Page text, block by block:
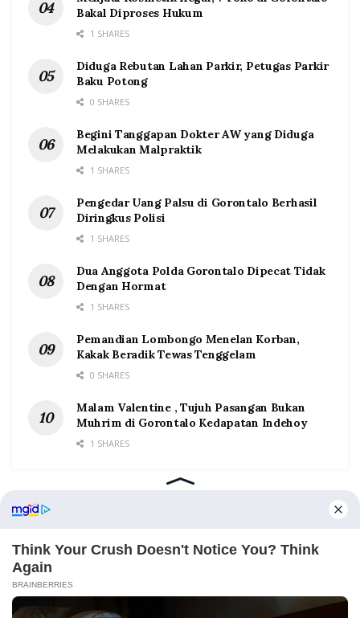
Bakal Diproses Hukum
1 SHARES
Diduga Rebutan Lahan Parkir, Petugas Parkir
Baku Potong
0 SHARES
Begini Tanggapan Dokter AW yang Diduga
Melakukan Malpraktik
1 SHARES
Pengedar Uang Palsu di Gorontalo Berhasil
Diringkus Polisi
1 SHARES
Dua Anggota Polda Gorontalo Dipecat Tidak
Dengan Hormat
1 SHARES
Pemandian Lombongo Menelan Korban,
Kakak Beradik Tewas Tenggelam
0 SHARES
Malam Valentine , Tujuh Pasangan Bukan
Muhrim di Gorontalo Kedapatan Indehoy
1 SHARES
Home Tentang Kontak Redaksi Pedoman Media Siber